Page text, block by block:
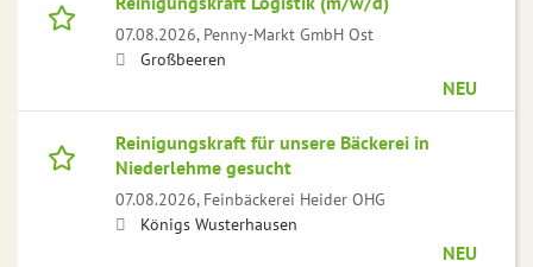
07.08.2026, Penny-Markt GmbH Ost
Großbeeren
NEU
Reinigungskraft für unsere Bäckerei in
Niederlehme gesucht
07.08.2026, Feinbäckerei Heider OHG
Königs Wusterhausen
NEU